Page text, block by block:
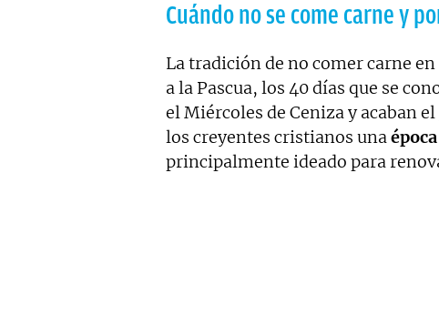
Cuándo no se come carne y
La tradición de no comer carne
a la Pascua, los 40 días que se
el Miércoles de Ceniza y acaban
los creyentes cristianos una
principalmente ideado para